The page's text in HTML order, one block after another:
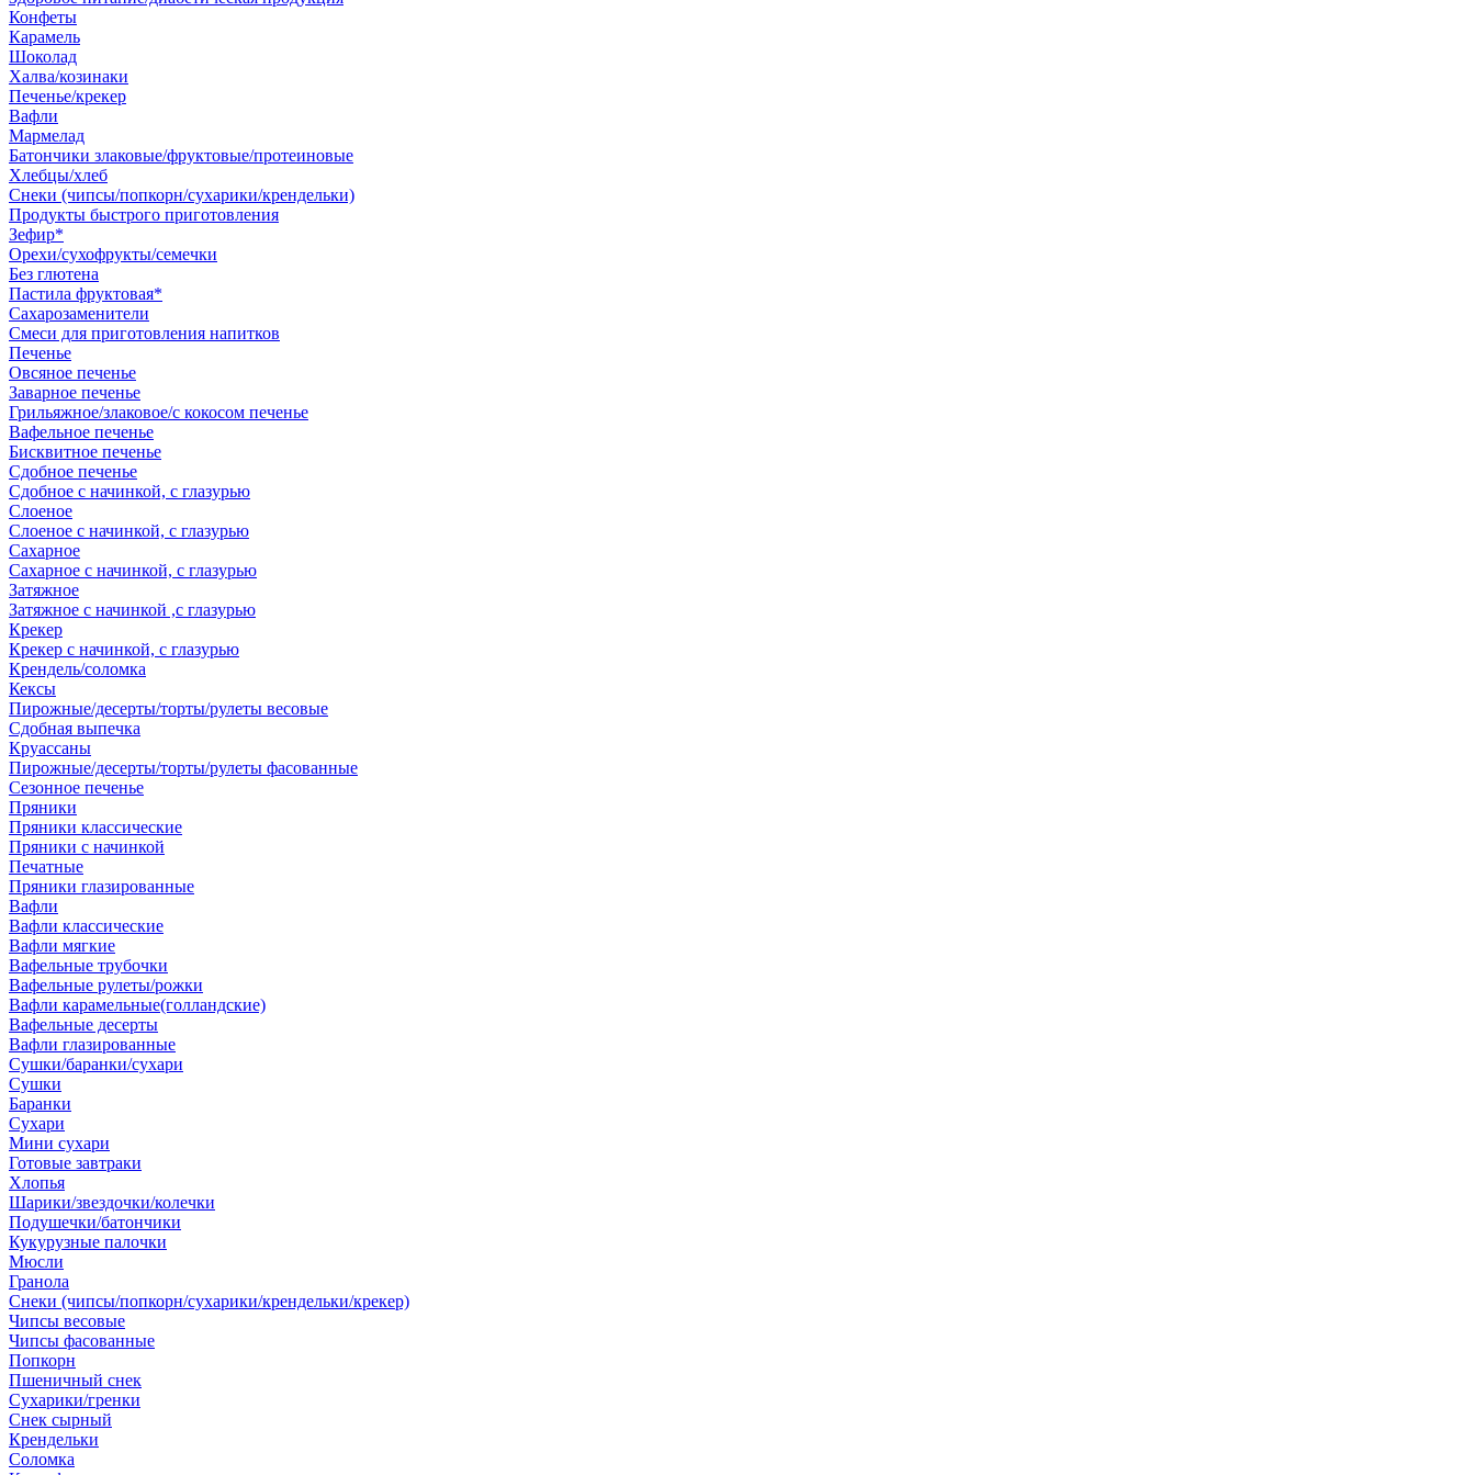
Конфеты
Карамель
Шоколад
Халва/козинаки
Печенье/крекер
Вафли
Мармелад
Батончики злаковые/фруктовые/протеиновые
Хлебцы/хлеб
Снеки (чипсы/попкорн/сухарики/крендельки)
Продукты быстрого приготовления
Зефир*
Орехи/сухофрукты/семечки
Без глютена
Пастила фруктовая*
Сахарозаменители
Смеси для приготовления напитков
Печенье
Овсяное печенье
Заварное печенье
Грильяжное/злаковое/с кокосом печенье
Вафельное печенье
Бисквитное печенье
Сдобное печенье
Сдобное с начинкой, с глазурью
Слоеное
Слоеное с начинкой, с глазурью
Сахарное
Сахарное с начинкой, с глазурью
Затяжное
Затяжное с начинкой ,с глазурью
Крекер
Крекер с начинкой, с глазурью
Крендель/соломка
Кексы
Пирожные/десерты/торты/рулеты весовые
Сдобная выпечка
Круассаны
Пирожные/десерты/торты/рулеты фасованные
Сезонное печенье
Пряники
Пряники классические
Пряники с начинкой
Печатные
Пряники глазированные
Вафли
Вафли классические
Вафли мягкие
Вафельные трубочки
Вафельные рулеты/рожки
Вафли карамельные(голландские)
Вафельные десерты
Вафли глазированные
Сушки/баранки/сухари
Сушки
Баранки
Сухари
Мини сухари
Готовые завтраки
Хлопья
Шарики/звездочки/колечки
Подушечки/батончики
Кукурузные палочки
Мюсли
Гранола
Снеки (чипсы/попкорн/сухарики/крендельки/крекер)
Чипсы весовые
Чипсы фасованные
Попкорн
Пшеничный снек
Сухарики/гренки
Снек сырный
Крендельки
Соломка